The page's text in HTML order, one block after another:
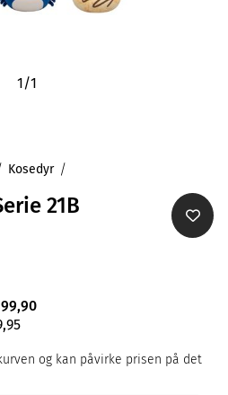
1/1
Kosedyr
21B
og kan påvirke prisen på det